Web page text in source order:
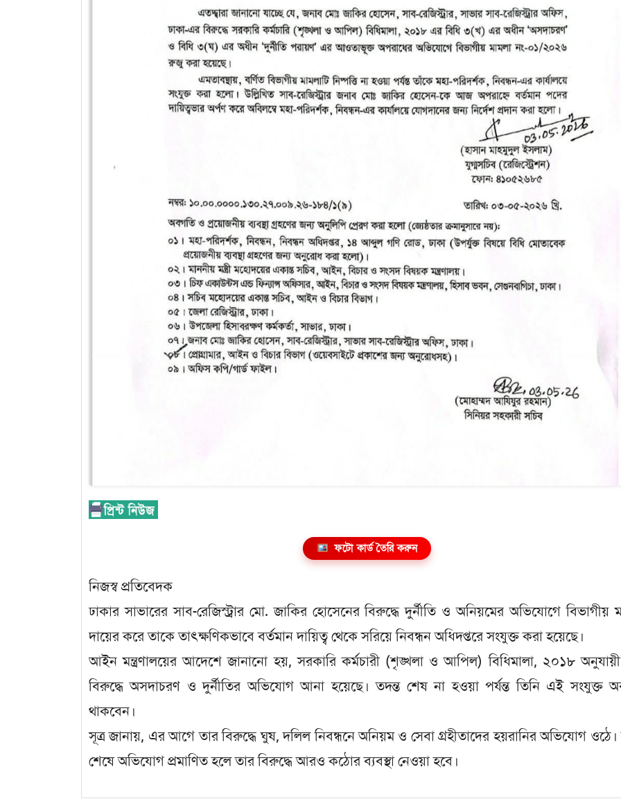
ফটো কার্ড তৈরি করুন
নিজস্ব প্রতিবেদক
ঢাকার সাভারের সাব-রেজিস্ট্রার মো. জাকির হোসেনের বিরুদ্ধে দুর্নীতি ও অনিয়মের অভিযোগে বিভাগীয়
দায়ের করে তাকে তাৎক্ষণিকভাবে বর্তমান দায়িত্ব থেকে সরিয়ে নিবন্ধন অধিদপ্তরে সংযুক্ত করা হয়েছে।
আইন মন্ত্রণালয়ের আদেশে জানানো হয়, সরকারি কর্মচারী (শৃঙ্খলা ও আপিল) বিধিমালা, ২০১৮
বিরুদ্ধে অসদাচরণ ও দুর্নীতির অভিযোগ আনা হয়েছে। তদন্ত শেষ না হওয়া পর্যন্ত তিনি এই সংযুক্ত
থাকবেন।
সূত্র জানায়, এর আগে তার বিরুদ্ধে ঘুষ, দলিল নিবন্ধনে অনিয়ম ও সেবা গ্রহীতাদের হয়রানির অভিযোগ ওঠে।
শেষে অভিযোগ প্রমাণিত হলে তার বিরুদ্ধে আরও কঠোর ব্যবস্থা নেওয়া হবে।